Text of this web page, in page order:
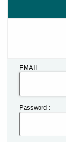
EMAIL
Password :